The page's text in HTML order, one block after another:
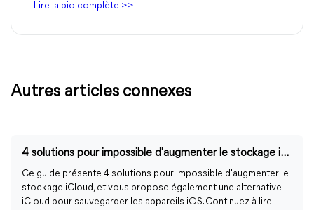
Lire la bio complète >>
Autres articles connexes
4 solutions pour impossible d'augmenter le stockage iCloud
Ce guide présente 4 solutions pour impossible d'augmenter le
stockage iCloud, et vous propose également une alternative
iCloud pour sauvegarder les appareils iOS. Continuez à lire